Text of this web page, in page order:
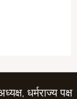
धर्मराज्य पक्ष